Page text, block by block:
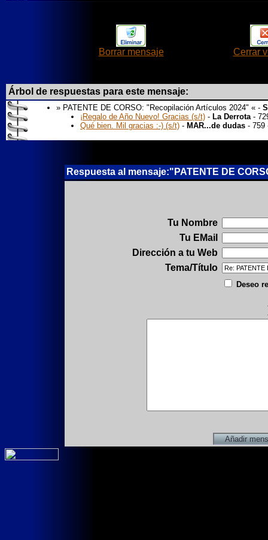
Borrar mensaje Cerrar
Árbol de respuestas para este mensaje:
» PATENTE DE CORSO: "Recopilación Artículos 2024" « -
¡Regalo de Año Nuevo! Gracias (s/t) - La Derrota-
Qué bien. Mil gracias :-) (s/t) - MAR...de dudas -
Respuesta al mensaje:"PATENTE DE
Tu Nombre
Tu EMail
Dirección a tu Web
Tema/Título
Deseo